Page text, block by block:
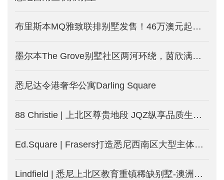
布里斯本MQ雅致联排别墅发售！46万澳元起受年轻中产热捧！
墨尔本The Grove别墅社区两河环绕，茵欣满载！全新规划，新一期别墅发售！
悉尼达令港奢华公寓Darling Square
88 Christie | 上北区尊贵地段 JQZ纵享品质生活-澳洲悉尼新楼盘发售中
Ed.Square | Frasers打造悉尼西南区大型主体规划社区
Lindfield | 悉尼上北区教育重镇稀缺别墅-澳洲悉尼新楼盘